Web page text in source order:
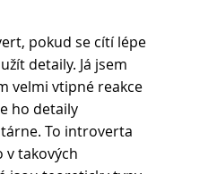
pokud se cítí lépe
detaily. Já jsem
velmi vtipné reakce
ho detaily
To introverta
v takových